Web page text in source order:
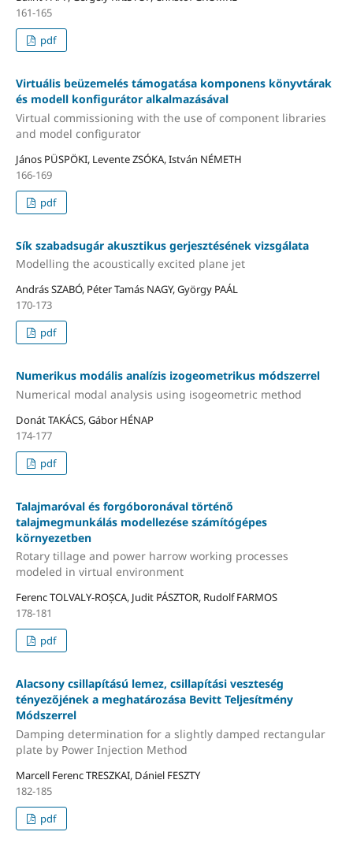
161-165
pdf
Virtuális beüzemelés támogatása komponens könyvtárak
és modell konfigurátor alkalmazásával
Virtual commissioning with the use of component libraries
and model configurator
János PÜSPÖKI, Levente ZSÓKA, István NÉMETH
166-169
pdf
Sík szabadsugár akusztikus gerjesztésének vizsgálata
Modelling the acoustically excited plane jet
András SZABÓ, Péter Tamás NAGY, György PAÁL
170-173
pdf
Numerikus modális analízis izogeometrikus módszerrel
Numerical modal analysis using isogeometric method
Donát TAKÁCS, Gábor HÉNAP
174-177
pdf
Talajmaróval és forgóboronával történő
talajmegmunkálás modellezése számítógépes
környezetben
Rotary tillage and power harrow working processes
modeled in virtual environment
Ferenc TOLVALY-ROȘCA, Judit PÁSZTOR, Rudolf FARMOS
178-181
pdf
Alacsony csillapítású lemez, csillapítási veszteség
tényezőjének a meghatározása Bevitt Teljesítmény
Módszerrel
Damping determination for a slightly damped rectangular
plate by Power Injection Method
Marcell Ferenc TRESZKAI, Dániel FESZTY
182-185
pdf